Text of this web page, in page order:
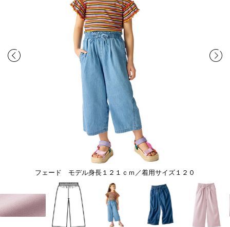
フェード モデル身長１２１ｃｍ／着用サイズ１２０